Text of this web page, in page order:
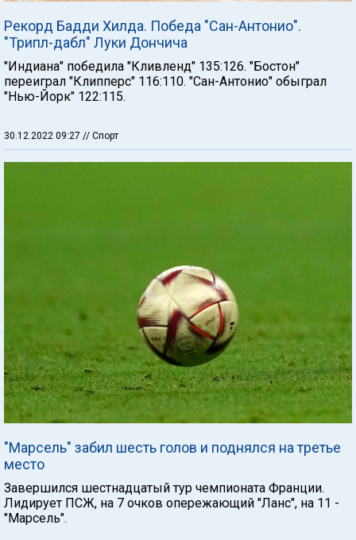
Рекорд Бадди Хилда. Победа "Сан-Антонио".
"Трипл-дабл" Луки Дончича
"Индиана" победила "Кливленд" 135:126. "Бостон"
переиграл "Клипперс" 116:110. "Сан-Антонио" обыграл
"Нью-Йорк" 122:115.
30.12.2022 09:27 // Спорт
"Марсель" забил шесть голов и поднялся на третье
место
Завершился шестнадцатый тур чемпионата Франции.
Лидирует ПСЖ, на 7 очков опережающий "Ланс", на 11 -
"Марсель".